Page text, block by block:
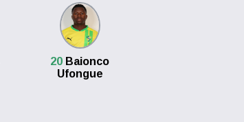
20 Baionco
Ufongue